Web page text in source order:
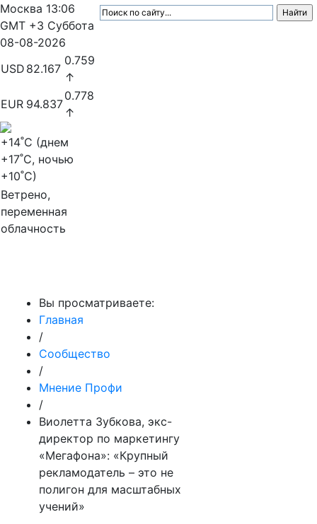
Москва 13:06
GMT +3 Суббота
08-08-2026
USD 82.167
0.759
↑
EUR 94.837
0.778
↑
+14˚C (днем
+17˚C, ночью
+10˚C)
Ветрено,
переменная
облачность
Вы просматриваете:
Главная
/
Сообщество
/
Мнение Профи
/
Виолетта Зубкова, экс-
директор по маркетингу
«Мегафона»: «Крупный
рекламодатель – это не
полигон для масштабных
учений»